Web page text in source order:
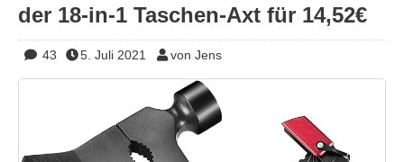
der 18-in-1 Taschen-Axt für 14,52€
43 5. Juli 2021 von Jens